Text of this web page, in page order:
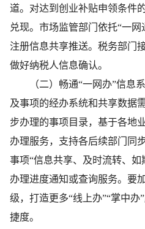
道。对达到创业补贴申领条件
兑现。市场监管部门依托“一
注册信息共享推送。税务部门
做好纳税人信息确认。
（二）畅通“一网办”信息系
及事项的经办系统和共享数据
步办理的事项目录，基于各地
办理服务，支持各后续部门同
事项“信息共享、及时流转、
办理进度通知或查询服务。要
级，打造更多“线上办”“掌中
捷度。